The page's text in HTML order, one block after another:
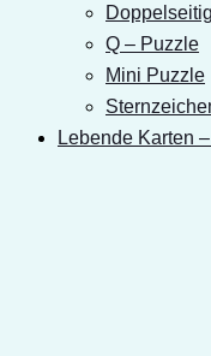
Q – Puzzle
Mini Puzzle
Lebende Karten